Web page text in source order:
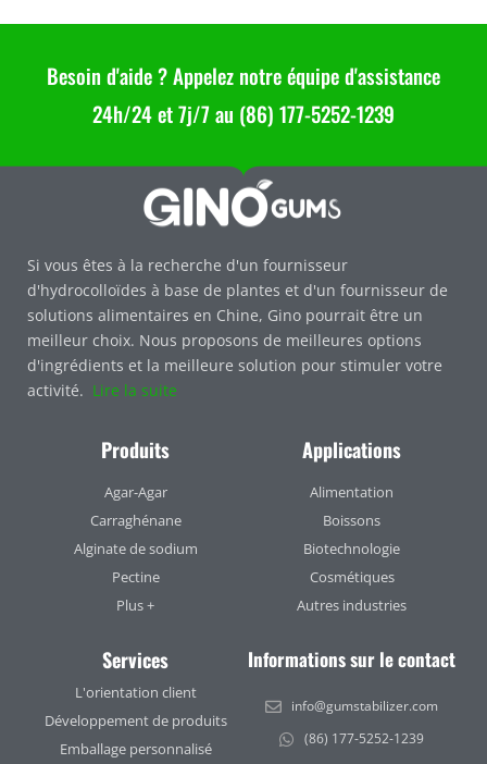
Besoin d'aide ? Appelez notre équipe d'assistance
24h/24 et 7j/7 au (86) 177-5252-1239
Si vous êtes à la recherche d'un fournisseur
d'hydrocolloïdes à base de plantes et d'un fournisseur de
solutions alimentaires en Chine, Gino pourrait être un
meilleur choix. Nous proposons de meilleures options
d'ingrédients et la meilleure solution pour stimuler votre
activité. Lire la suite
Produits
Agar-Agar
Carraghénane
Alginate de sodium
Pectine
Plus +
Applications
Alimentation
Boissons
Biotechnologie
Cosmétiques
Autres industries
Services
L'orientation client
Développement de produits
Emballage personnalisé
Informations sur le contact
info@gumstabilizer.com
(86) 177-5252-1239